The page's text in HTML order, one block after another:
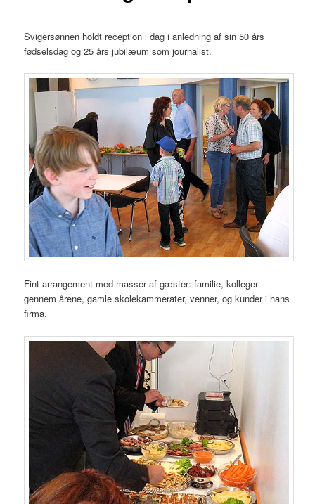
Svigersønnen holdt reception i dag i anledning af sin 50 års
fødselsdag og 25 års jubilæum som journalist.
Fint arrangement med masser af gæster: familie, kolleger
gennem årene, gamle skolekammerater, venner, og kunder i hans
firma.